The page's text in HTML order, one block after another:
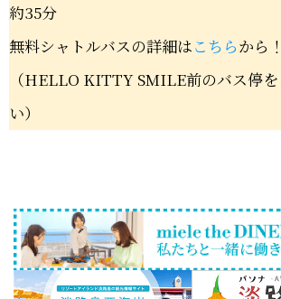
約35分
無料シャトルバスの詳細はこちらから！
（HELLO KITTY SMILE前のバス停
い）